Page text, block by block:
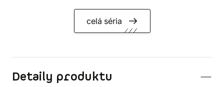
celá séria
Detaily produktu